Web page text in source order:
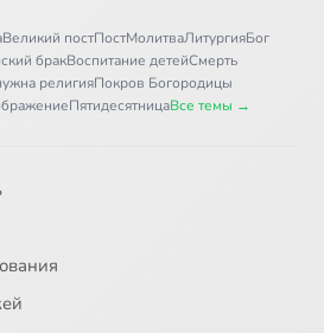
Великий постПостМолитваЛитургияБог
бракВоспитание детейСмерть
религияПокров Богородицы
ПятидесятницаВсе темы →